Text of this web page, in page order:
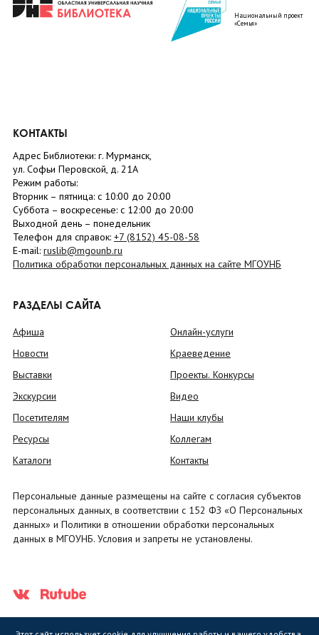
Национальный проект
«Семья»
КОНТАКТЫ
Адрес Библиотеки: г. Мурманск,
ул. Софьи Перовской, д. 21А
Режим работы:
Вторник – пятница: с 10:00 до 20:00
Суббота – воскресенье: c 12:00 до 20:00
Выходной день – понедельник
Телефон для справок: +7 (8152) 45-08-58
E-mail: ruslib@mgounb.ru
Политика обработки персональных данных на сайте МГОУНБ
РАЗДЕЛЫ САЙТА
Афиша
Новости
Выставки
Экскурсии
Посетителям
Ресурсы
Каталоги
Онлайн-услуги
Краеведение
Проекты. Конкурсы
Видео
Наши клубы
Коллегам
Контакты
Персональные данные размещены на сайте с согласия субъектов
персональных данных, в соответствии с 152 ФЗ «О Персональных
данных» и Политики в отношении обработки персональных
данных в МГОУНБ. Условия и запреты не установлены.